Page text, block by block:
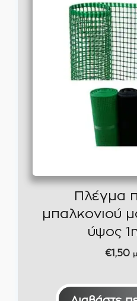
Πλέγμα
μπαλκονιού
ύψος
€1,50